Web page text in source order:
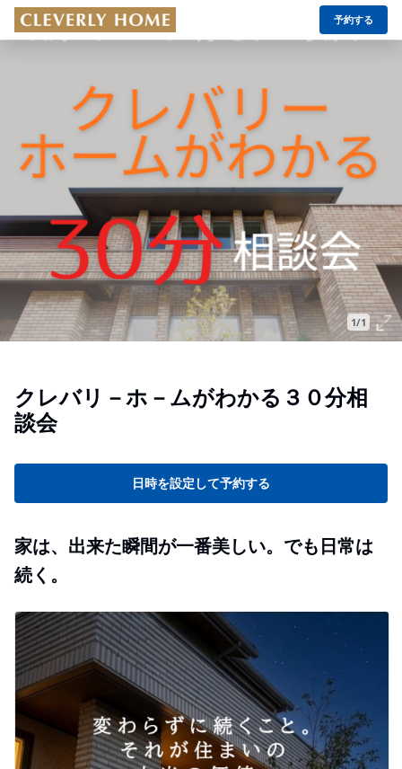
予約する
1/1
クレバリ－ホ－ムがわかる３０分相
談会
日時を設定して予約する
家は、出来た瞬間が一番美しい。でも日常は
続く。